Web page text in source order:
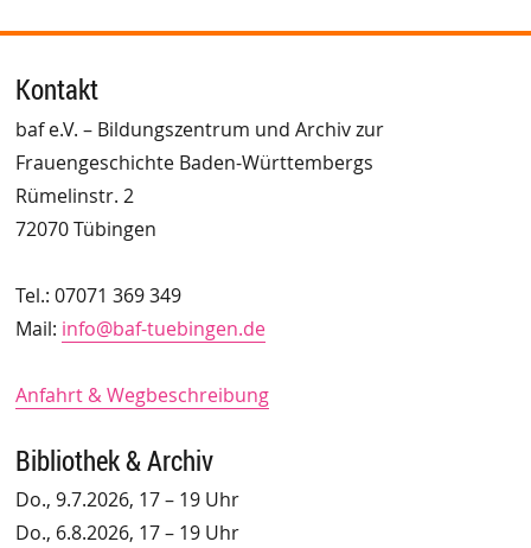
Kontakt
baf e.V. – Bildungszentrum und Archiv zur
Frauengeschichte Baden-Württembergs
Rümelinstr. 2
72070 Tübingen
Tel.: 07071 369 349
Mail: info@baf-tuebingen.de
Anfahrt & Wegbeschreibung
Bibliothek & Archiv
Do., 9.7.2026, 17 – 19 Uhr
Do., 6.8.2026, 17 – 19 Uhr